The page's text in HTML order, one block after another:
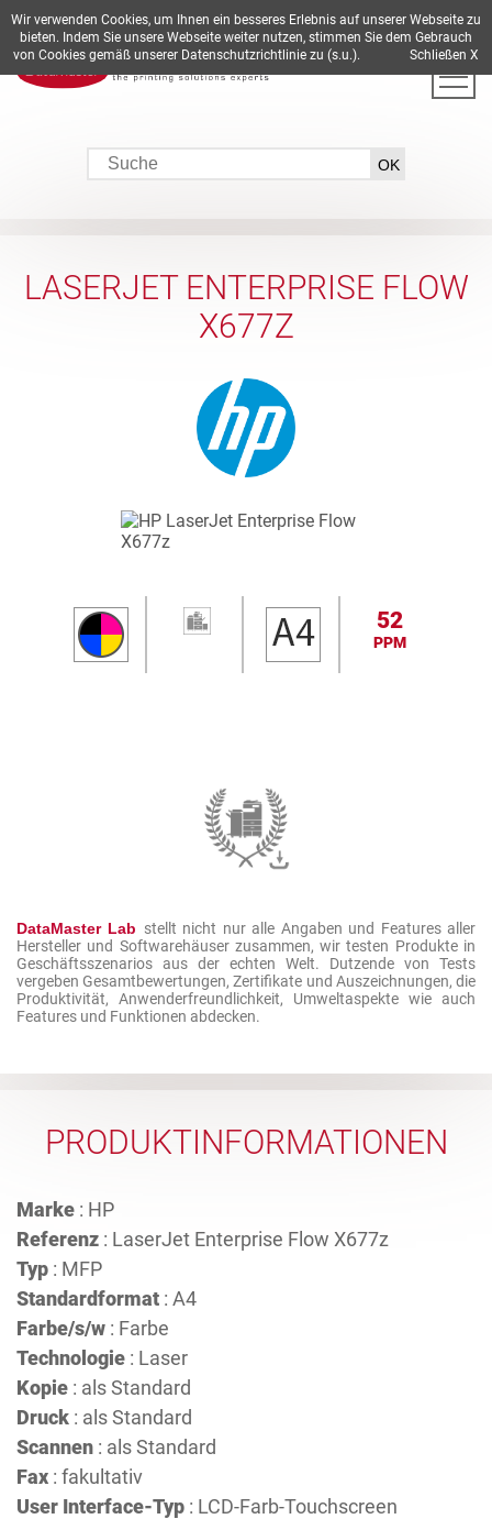
DE EN ES FR IT
LASERJET ENTERPRISE FLOW
X677Z
52
PPM
DataMaster Lab stellt nicht nur alle Angaben und Features aller
Hersteller und Softwarehäuser zusammen, wir testen Produkte in
Geschäftsszenarios aus der echten Welt. Dutzende von Tests
vergeben Gesamtbewertungen, Zertifikate und Auszeichnungen, die
Produktivität, Anwenderfreundlichkeit, Umweltaspekte wie auch
Features und Funktionen abdecken.
PRODUKTINFORMATIONEN
Marke : HP
Referenz : LaserJet Enterprise Flow X677z
Typ : MFP
Standardformat : A4
Farbe/s/w : Farbe
Technologie : Laser
Kopie : als Standard
Druck : als Standard
Scannen : als Standard
Fax : fakultativ
User Interface-Typ : LCD-Farb-Touchscreen
Wir verwenden Cookies, um Ihnen ein besseres Erlebnis auf unserer Webseite zu
bieten. Indem Sie unsere Webseite weiter nutzen, stimmen Sie dem Gebrauch
von Cookies gemäß unserer Datenschutzrichtlinie zu (s.u.). Schließen X